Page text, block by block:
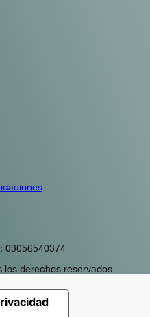
03056540374
los derechos reservados